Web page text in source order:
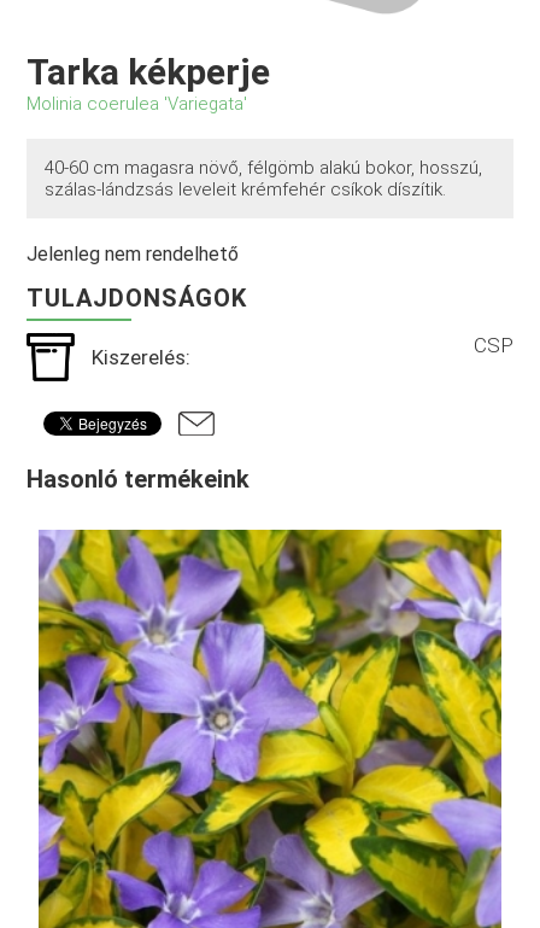
Tarka kékperje
Molinia coerulea 'Variegata'
40-60 cm magasra növő, félgömb alakú bokor, hosszú,
szálas-lándzsás leveleit krémfehér csíkok díszítik.
Jelenleg nem rendelhető
TULAJDONSÁGOK
Kiszerelés: CSP
Hasonló termékeink